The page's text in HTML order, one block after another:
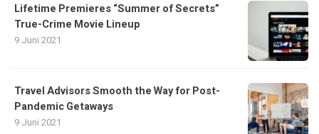
Lifetime Premieres “Summer of Secrets”
True-Crime Movie Lineup
9 Juni 2021
Travel Advisors Smooth the Way for Post-
Pandemic Getaways
9 Juni 2021